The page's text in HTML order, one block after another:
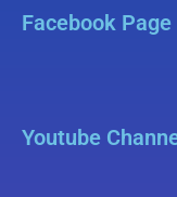
Facebook Page
Youtube